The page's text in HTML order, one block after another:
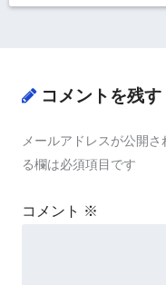
コメントを残す
メールアドレスが公開さ
る欄は必須項目です
コメント ※